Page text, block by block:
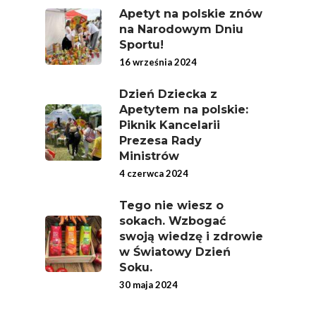
Apetyt na polskie znów
na Narodowym Dniu
Sportu!
16 września 2024
Dzień Dziecka z
Apetytem na polskie:
Piknik Kancelarii
Prezesa Rady
Ministrów
4 czerwca 2024
Tego nie wiesz o
sokach. Wzbogać
swoją wiedzę i zdrowie
w Światowy Dzień
Soku.
30 maja 2024